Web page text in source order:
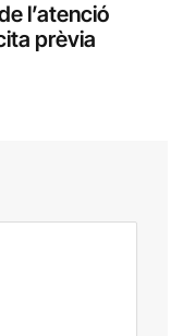
l’atenció
prèvia